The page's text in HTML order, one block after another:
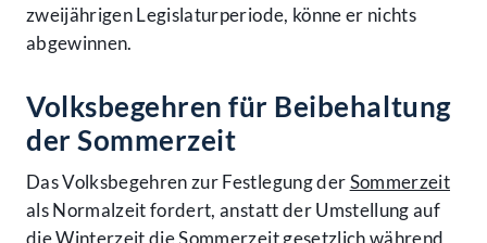
zweijährigen Legislaturperiode, könne er nichts
abgewinnen.
Volksbegehren für Beibehaltung
der Sommerzeit
Das Volksbegehren zur Festlegung derSommerzeit
als Normalzeit fordert, anstatt der Umstellung auf
die Winterzeit die Sommerzeit gesetzlich während